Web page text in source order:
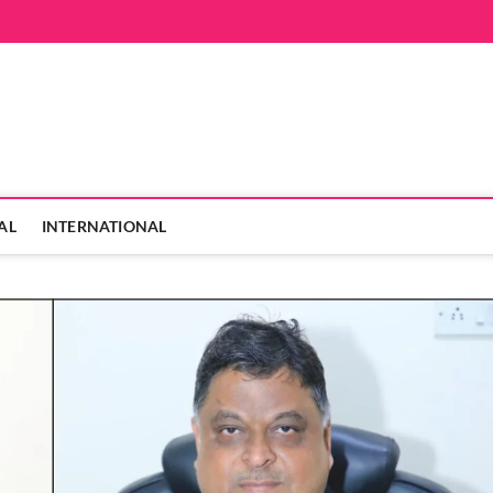
INTERNATIONAL